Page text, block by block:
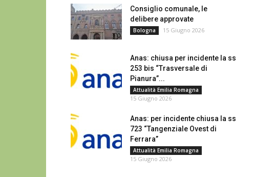
Consiglio comunale, le
delibere approvate
Bologna 15 Giugno 2026
Anas: chiusa per incidente la ss
253 bis “Trasversale di
Pianura”...
Attualità Emilia Romagna
15 Giugno 2026
Anas: per incidente chiusa la ss
723 “Tangenziale Ovest di
Ferrara”
Attualità Emilia Romagna
15 Giugno 2026